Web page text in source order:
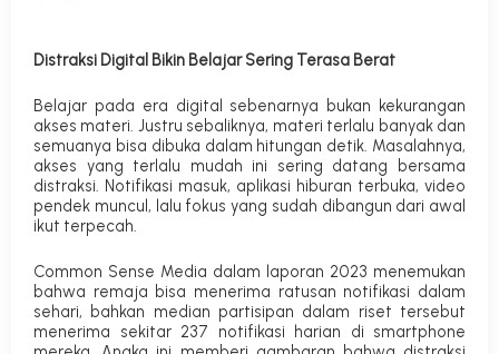
Distraksi Digital Bikin Belajar Sering Terasa Berat
Belajar pada era digital sebenarnya bukan kekurangan
akses materi. Justru sebaliknya, materi terlalu banyak dan
semuanya bisa dibuka dalam hitungan detik. Masalahnya,
akses yang terlalu mudah ini sering datang bersama
distraksi. Notifikasi masuk, aplikasi hiburan terbuka, video
pendek muncul, lalu fokus yang sudah dibangun dari awal
ikut terpecah.
Common Sense Media dalam laporan 2023 menemukan
bahwa remaja bisa menerima ratusan notifikasi dalam
sehari, bahkan median partisipan dalam riset tersebut
menerima sekitar 237 notifikasi harian di smartphone